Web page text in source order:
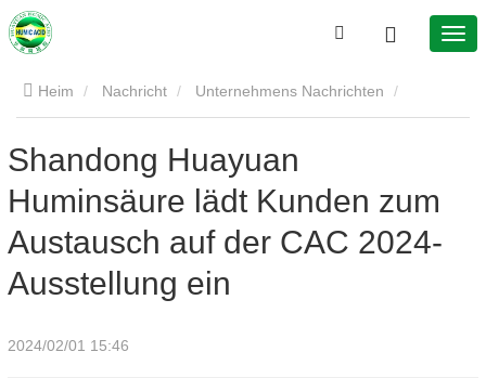
Heim Nachricht Unternehmens Nachrichten
auf der CAC 2024-Ausstellung ein
Shandong Huayuan
Huminsäure lädt Kunden zum
Austausch auf der CAC 2024-
Ausstellung ein
2024/02/01 15:46